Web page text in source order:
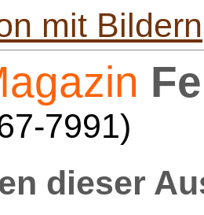
mit Bildern
7991)
dieser